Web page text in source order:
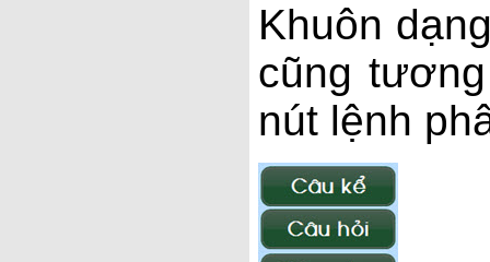
Khuôn
cũng
nút lệnh